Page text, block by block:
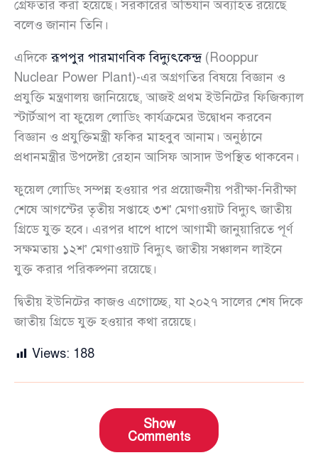
গ্রেফতার করা হয়েছে। সরকারের অভিযান অব্যাহত রয়েছে
বলেও জানান তিনি।
এদিকেরূপপুর পারমাণবিক বিদ্যুৎকেন্দ্র(Rooppur
Nuclear Power Plant)-এর অগ্রগতির বিষয়ে বিজ্ঞান ও
প্রযুক্তি মন্ত্রণালয় জানিয়েছে, আজই প্রথম ইউনিটের ফিজিক্যাল
স্টার্টআপ বা ফুয়েল লোডিং কার্যক্রমের উদ্বোধন করবেন
বিজ্ঞান ও প্রযুক্তিমন্ত্রী ফকির মাহবুব আনাম। অনুষ্ঠানে
প্রধানমন্ত্রীর উপদেষ্টা রেহান আসিফ আসাদ উপস্থিত থাকবেন।
ফুয়েল লোডিং সম্পন্ন হওয়ার পর প্রয়োজনীয় পরীক্ষা-নিরীক্ষা
শেষে আগস্টের তৃতীয় সপ্তাহে ৩শ’ মেগাওয়াট বিদ্যুৎ জাতীয়
গ্রিডে যুক্ত হবে। এরপর ধাপে ধাপে আগামী জানুয়ারিতে পূর্ণ
সক্ষমতায় ১২শ’ মেগাওয়াট বিদ্যুৎ জাতীয় সঞ্চালন লাইনে
যুক্ত করার পরিকল্পনা রয়েছে।
দ্বিতীয় ইউনিটের কাজও এগোচ্ছে, যা ২০২৭ সালের শেষ দিকে
জাতীয় গ্রিডে যুক্ত হওয়ার কথা রয়েছে।
Views: 188
Show
Comments